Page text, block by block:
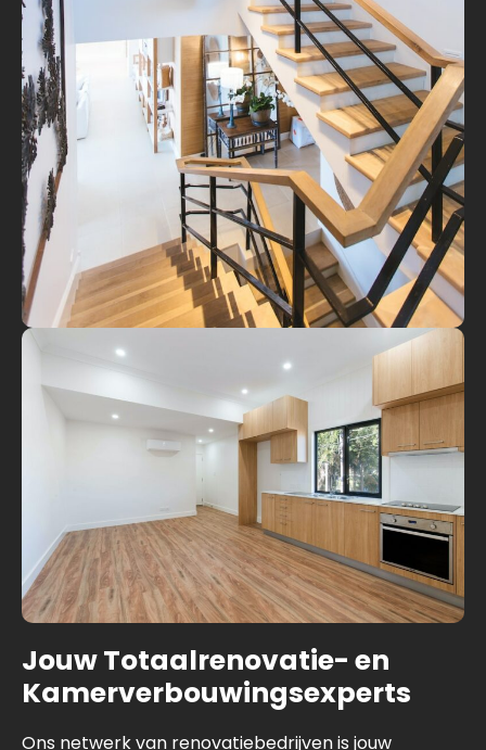
Jouw Totaalrenovatie- en
Kamerverbouwingsexperts
Ons netwerk van renovatiebedrijven is jouw